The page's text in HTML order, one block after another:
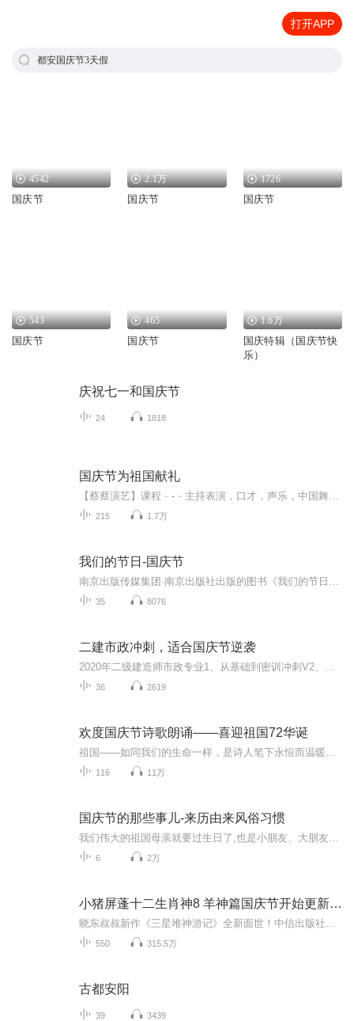
打开APP
都安国庆节3天假
4542
国庆节
2.1万
国庆节
1726
国庆节
543
国庆节
465
国庆节
1.6万
国庆特辑（国庆节快
乐）
庆祝七一和国庆节
24 1818
国庆节为祖国献礼
215 1.7万
我们的节日-国庆节
35 8076
二建市政冲刺，适合国庆节逆袭
36 2619
欢度国庆节诗歌朗诵——喜迎祖国72华诞
116 11万
国庆节的那些事儿-来历由来风俗习惯
6 2万
小猪屏蓬十二生肖神8 羊神篇国庆节开始更新啦！
550 315.5万
古都安阳
39 3439